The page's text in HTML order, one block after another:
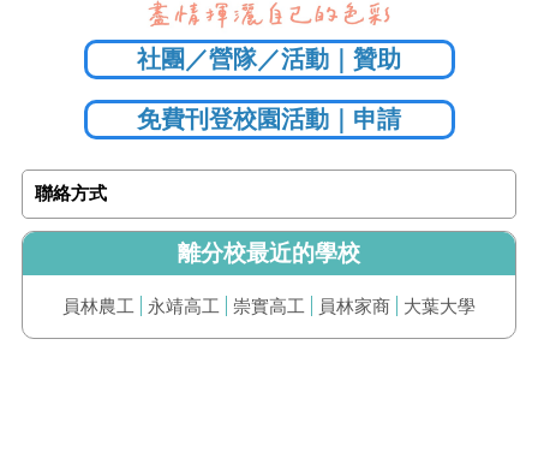
社團／營隊／活動｜贊助
免費刊登校園活動｜申請
聯絡方式
離分校最近的學校
員林農工 永靖高工 崇實高工 員林家商 大葉大學